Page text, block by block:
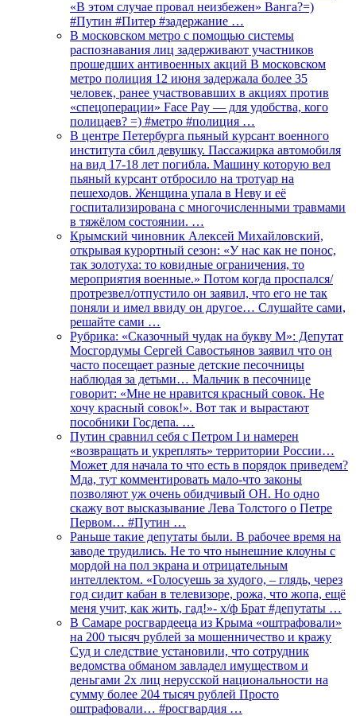
«В этом случае провал неизбежен» Ванга?=)
#Путин #Питер #задержание …
В московском метро с помощью системы
распознавания лиц задерживают участников
прошедших антивоенных акций В московском
метро полиция 12 июня задержала более 35
человек, ранее участвовавших в акциях против
«спецоперации» Face Pay — для удобства, кого
полицаев? =) #метро #полиция …
В центре Петербурга пьяный курсант военного
института сбил девушку. Пассажирка автомобиля
на вид 17-18 лет погибла. Машину которую вел
пьяный курсант отбросило на тротуар на
пешеходов. Женщина упала в Неву и её
госпитализирована с многочисленными травмами
в тяжёлом состоянии. …
Крымский чиновник Алексей Михайловский,
открывая курортный сезон: «У нас как не понос,
так золотуха: то ковидные ограничения, то
мероприятия военные.» Потом когда проспался/
протрезвел/отпустило он заявил, что его не так
поняли и имел ввиду он другое… Слушайте сами,
решайте сами …
Рубрика: «Сказочный чудак на букву М»: Депутат
Мосгордумы Сергей Савостьянов заявил что он
часто посещает разные детские песочницы
наблюдая за детьми… Мальчик в песочнице
говорит: «Мне не нравится красный совок. Не
хочу красный совок!». Вот так и вырастают
пособники Госдепа. …
Путин сравнил себя с Петром I и намерен
«возвращать и укреплять» территории России…
Может для начала то что есть в порядок приведем?
Мда, тут комментировать мало-что законы
позволяют уж очень обидчивый ОН. Но одно
скажу вот высказывание Лева Толстого о Петре
Первом… #Путин …
Раньше такие депутаты были. В рабочее время на
заводе трудились. Не то что нынешние клоуны с
мордой на пол экрана и отрицательным
интеллектом. «Голосуешь за худого, – глядь, через
год сидит кабан в телевизоре, рожа, что жопа, ещё
меня учит, как жить, гад!»- х/ф Брат #депутаты …
В Самаре росгвардееца из Крыма «оштрафовали»
на 200 тысяч рублей за мошенничество и кражу
Суд и следствие установили, что сотрудник
ведомства обманом завладел имуществом и
деньгами 2х лиц нерусской национальности на
сумму более 204 тысяч рублей Просто
оштрафовали… #росгвардия …